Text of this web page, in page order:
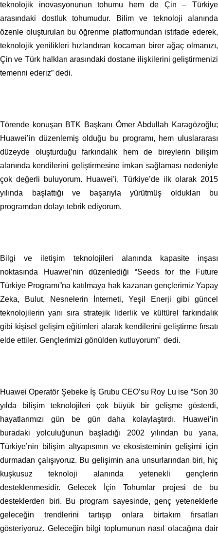
teknolojik inovasyonunun tohumu hem de Çin – Türkiye
arasındaki dostluk tohumudur. Bilim ve teknoloji alanında
özenle oluşturulan bu öğrenme platformundan istifade ederek,
teknolojik yenilikleri hızlandıran kocaman birer ağaç olmanızı,
Çin ve Türk halkları arasındaki dostane ilişkilerini geliştirmenizi
temenni ederiz” dedi.
Törende konuşan BTK Başkanı Ömer Abdullah Karagözoğlu;
Huawei’in düzenlemiş olduğu bu programı, hem uluslararası
düzeyde oluşturduğu farkındalık hem de bireylerin bilişim
alanında kendilerini geliştirmesine imkan sağlaması nedeniyle
çok değerli buluyorum. Huawei’i, Türkiye’de ilk olarak 2015
yılında başlattığı ve başarıyla yürütmüş oldukları bu
programdan dolayı tebrik ediyorum.
Bilgi ve iletişim teknolojileri alanında kapasite inşası
noktasında Huawei’nin düzenlediği “Seeds for the Future
Türkiye Programı”na katılmaya hak kazanan gençlerimiz Yapay
Zeka, Bulut, Nesnelerin İnterneti, Yeşil Enerji gibi güncel
teknolojilerin yanı sıra stratejik liderlik ve kültürel farkındalık
gibi kişisel gelişim eğitimleri alarak kendilerini geliştirme fırsatı
elde ettiler. Gençlerimizi gönülden kutluyorum” dedi.
Huawei Operatör Şebeke İş Grubu CEO’su Roy Lu ise “Son 30
yılda bilişim teknolojileri çok büyük bir gelişme gösterdi,
hayatlarımızı gün be gün daha kolaylaştırdı. Huawei’in
buradaki yolculuğunun başladığı 2002 yılından bu yana,
Türkiye’nin bilişim altyapısının ve ekosisteminin gelişimi için
durmadan çalışıyoruz. Bu gelişimin ana unsurlarından biri, hiç
kuşkusuz teknoloji alanında yetenekli gençlerin
desteklenmesidir. Gelecek İçin Tohumlar projesi de bu
desteklerden biri. Bu program sayesinde, genç yeteneklerle
geleceğin trendlerini tartışıp onlara birtakım fırsatları
gösteriyoruz. Geleceğin bilgi toplumunun nasıl olacağına dair